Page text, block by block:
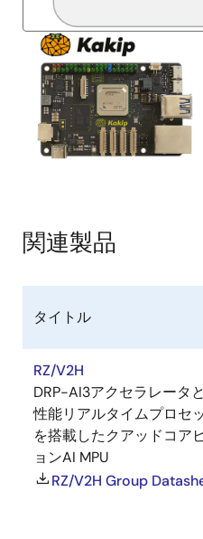
関連製品
タイトル
RZ/V2H
DRP-AI3アクセラレータ
性能リアルタイムプロセ
を搭載したクアッドコア
ョンAI MPU
RZ/V2H Group